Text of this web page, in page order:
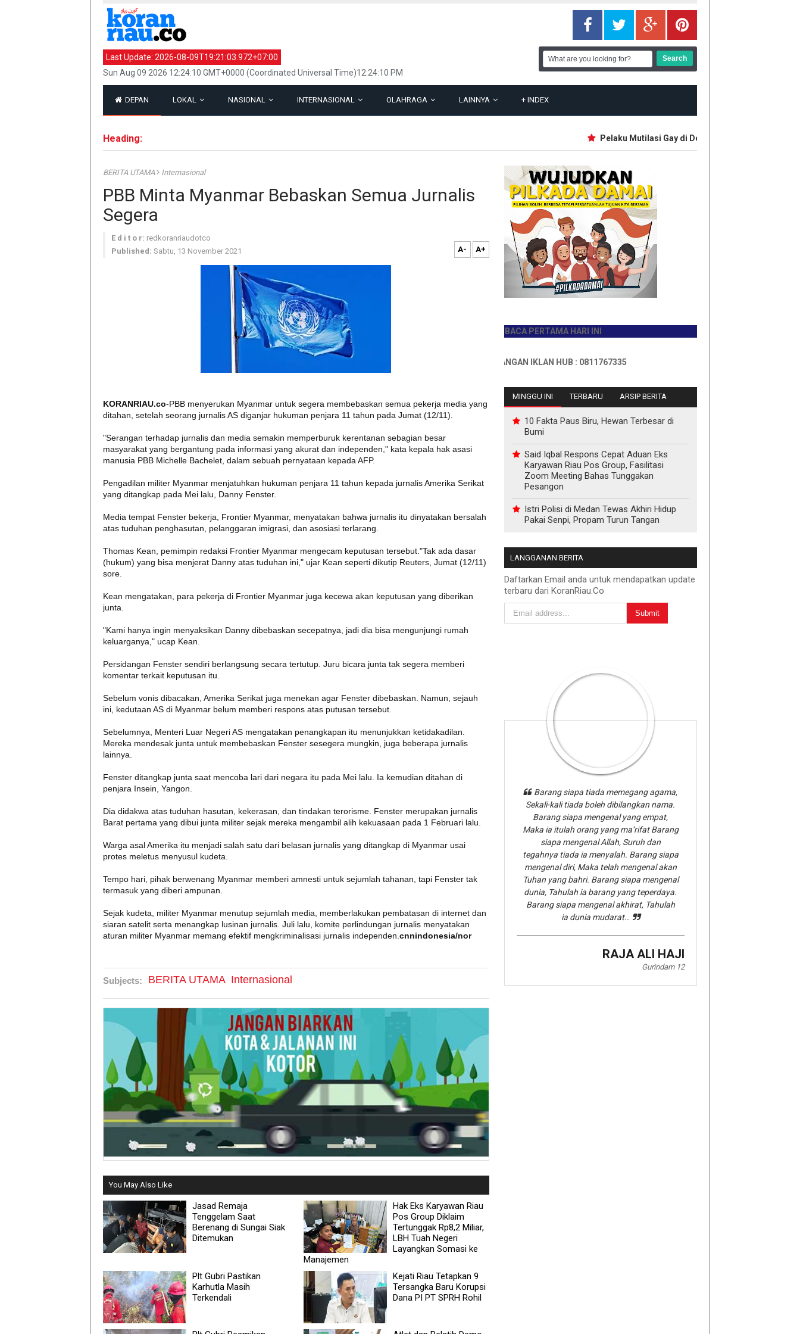
Last Update: 2026-08-09T19:21:03.972+07:00
Sun Aug 09 2026 12:24:10 GMT+0000 (Coordinated Universal Time)12:24:10 PM
DEPAN LOKAL NASIONAL INTERNASIONAL OLAHRAGA LAINNYA + INDEX
Heading: Pelaku Mutilasi Gay di Depok Pernah Jadi Guru
BERITA UTAMA Internasional
PBB Minta Myanmar Bebaskan Semua Jurnalis
Segera
E d i t o r: redkoranriaudotco
Published: Sabtu, 13 November 2021 A- A+
KORANRIAU.co-PBB menyerukan Myanmar untuk segera membebaskan semua pekerja media yang
ditahan, setelah seorang jurnalis AS diganjar hukuman penjara 11 tahun pada Jumat (12/11).
"Serangan terhadap jurnalis dan media semakin memperburuk kerentanan sebagian besar
masyarakat yang bergantung pada informasi yang akurat dan independen," kata kepala hak asasi
manusia PBB Michelle Bachelet, dalam sebuah pernyataan kepada AFP.
Pengadilan militer Myanmar menjatuhkan hukuman penjara 11 tahun kepada jurnalis Amerika Serikat
yang ditangkap pada Mei lalu, Danny Fenster.
Media tempat Fenster bekerja, Frontier Myanmar, menyatakan bahwa jurnalis itu dinyatakan bersalah
atas tuduhan penghasutan, pelanggaran imigrasi, dan asosiasi terlarang.
Thomas Kean, pemimpin redaksi Frontier Myanmar mengecam keputusan tersebut."Tak ada dasar
(hukum) yang bisa menjerat Danny atas tuduhan ini," ujar Kean seperti dikutip Reuters, Jumat (12/11)
sore.
Kean mengatakan, para pekerja di Frontier Myanmar juga kecewa akan keputusan yang diberikan
junta.
"Kami hanya ingin menyaksikan Danny dibebaskan secepatnya, jadi dia bisa mengunjungi rumah
keluarganya," ucap Kean.
Persidangan Fenster sendiri berlangsung secara tertutup. Juru bicara junta tak segera memberi
komentar terkait keputusan itu.
Sebelum vonis dibacakan, Amerika Serikat juga menekan agar Fenster dibebaskan. Namun, sejauh
ini, kedutaan AS di Myanmar belum memberi respons atas putusan tersebut.
Sebelumnya, Menteri Luar Negeri AS mengatakan penangkapan itu menunjukkan ketidakadilan.
Mereka mendesak junta untuk membebaskan Fenster sesegera mungkin, juga beberapa jurnalis
lainnya.
Fenster ditangkap junta saat mencoba lari dari negara itu pada Mei lalu. Ia kemudian ditahan di
penjara Insein, Yangon.
Dia didakwa atas tuduhan hasutan, kekerasan, dan tindakan terorisme. Fenster merupakan jurnalis
Barat pertama yang dibui junta militer sejak mereka mengambil alih kekuasaan pada 1 Februari lalu.
Warga asal Amerika itu menjadi salah satu dari belasan jurnalis yang ditangkap di Myanmar usai
protes meletus menyusul kudeta.
Tempo hari, pihak berwenang Myanmar memberi amnesti untuk sejumlah tahanan, tapi Fenster tak
termasuk yang diberi ampunan.
Sejak kudeta, militer Myanmar menutup sejumlah media, memberlakukan pembatasan di internet dan
siaran satelit serta menangkap lusinan jurnalis. Juli lalu, komite perlindungan jurnalis menyatakan
aturan militer Myanmar memang efektif mengkriminalisasi jurnalis independen. cnnindonesia/nor
Subjects: BERITA UTAMA Internasional
You May Also Like
Jasad Remaja
Tenggelam Saat
Berenang di Sungai Siak
Ditemukan
Hak Eks Karyawan Riau
Pos Group Diklaim
Tertunggak Rp8,2 Miliar,
LBH Tuah Negeri
Layangkan Somasi ke
Manajemen
Plt Gubri Pastikan
Karhutla Masih
Terkendali
Kejati Riau Tetapkan 9
Tersangka Baru Korupsi
Dana PI PT SPRH Rohil
JADILAH PEMBACA PERTAMA HARI INI
INFO PEMASANGAN IKLAN HUB : 0811767335
MINGGU INI TERBARU ARSIP BERITA
10 Fakta Paus Biru, Hewan Terbesar di
Bumi
Said Iqbal Respons Cepat Aduan Eks
Karyawan Riau Pos Group, Fasilitasi
Zoom Meeting Bahas Tunggakan
Pesangon
Istri Polisi di Medan Tewas Akhiri Hidup
Pakai Senpi, Propam Turun Tangan
LANGGANAN BERITA
Daftarkan Email anda untuk mendapatkan update
terbaru dari KoranRiau.Co
Barang siapa tiada memegang agama,
Sekali-kali tiada boleh dibilangkan nama.
Barang siapa mengenal yang empat,
Maka ia itulah orang yang ma’rifat Barang
siapa mengenal Allah, Suruh dan
tegahnya tiada ia menyalah. Barang siapa
mengenal diri, Maka telah mengenal akan
Tuhan yang bahri. Barang siapa mengenal
dunia, Tahulah ia barang yang teperdaya.
Barang siapa mengenal akhirat, Tahulah
ia dunia mudarat..
RAJA ALI HAJI
Gurindam 12